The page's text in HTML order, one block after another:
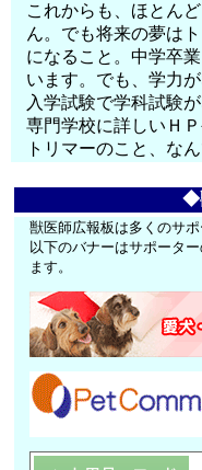
これからも、ほとん
ん。でも将来の夢は
になること。中学卒
います。でも、学力が
入学試験で学科試験
専門学校に詳しいＨＰ
トリマーのこと、な
◆
獣医師広報板は多くのサ
以下のバナーはサポータ
ます。